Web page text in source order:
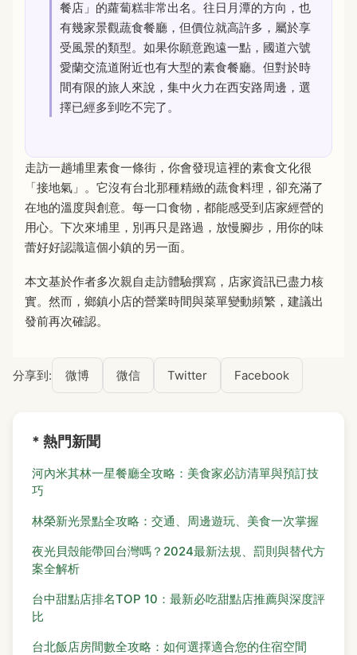
餐店」的蘿蔔糕非常出名。往日月潭的方向，也
有幾家景觀蔬食餐廳，但價位就高許多，屬於享
受風景的類型。如果你願意跑遠一點，國道六號
愛蘭交流道附近也有大型的素食餐廳。但對於時
間有限的旅人來說，集中火力在西安路周邊，選
擇已經多到吃不完了。
走訪一趟埔里素食一條街，你會發現這裡的素食文化很
「接地氣」。它沒有台北那種精緻的蔬食料理，卻充滿了
在地的溫度與創意。每一口食物，都能感受到店家經營的
用心。下次來埔里，別再只是路過，放慢腳步，用你的味
蕾好好認識這個小鎮的另一面。
本文基於作者多次親自走訪體驗撰寫，店家資訊已盡力核
實。然而，鄉鎮小店的營業時間與菜單變動頻繁，建議出
發前再次確認。
分享到: 微博 微信 Twitter Facebook
* 熱門新聞
河內米其林一星餐廳全攻略：美食家必訪清單與預訂技
巧
林榮新光景點全攻略：交通、周邊遊玩、美食一次掌握
夜光貝殼能帶回台灣嗎？2024最新法規、罰則與替代方
案全解析
台中甜點店排名TOP 10：最新必吃甜點店推薦與深度評
比
台北飯店房間數全攻略：如何選擇適合您的住宿空間